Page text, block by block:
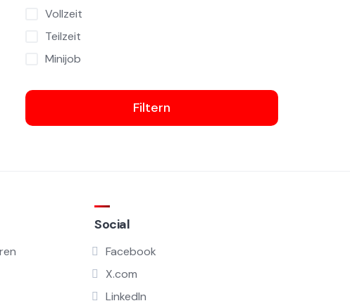
Vollzeit
Teilzeit
Minijob
Filtern
Social
Facebook
X.com
LinkedIn